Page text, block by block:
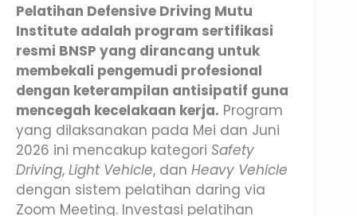
Pelatihan Defensive Driving Mutu
Institute adalah program sertifikasi
resmi BNSP yang dirancang untuk
membekali pengemudi profesional
dengan keterampilan antisipatif guna
mencegah kecelakaan kerja. Program
yang dilaksanakan pada Mei dan Juni
2026 ini mencakup kategori Safety
Driving, Light Vehicle, dan Heavy Vehicle
dengan sistem pelatihan daring via
Zoom Meeting. Investasi pelatihan